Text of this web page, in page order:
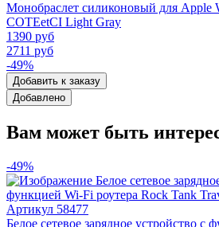
Монобраслет силиконовый для Apple
COTEetCI Light Gray
1390 руб
2711 руб
-49%
Добавить к заказу
Добавлено
Вам может быть
-49%
Артикул 58477
Белое сетевое зарядное устройство с